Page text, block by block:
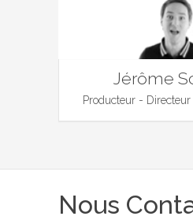
Jérôme
Producteur -
Nous